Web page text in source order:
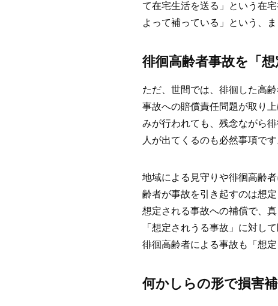
て在宅生活を送る」という在
よって補っている」という、
徘徊高齢者事故を「
ただ、世間では、徘徊した高
事故への賠償責任問題が取り
みが行われても、残念ながら
人が出てくるのも必然事項です
地域による見守りや徘徊高齢
齢者が事故を引き起すのは想
想定される事故への補償で、
「想定されうる事故」に対し
徘徊高齢者による事故も「想
何かしらの形で損害